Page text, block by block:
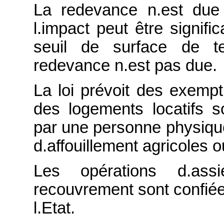
La redevance n.est
l.impact peut être
seuil de surface de
redevance n.est pas due.
La loi prévoit des
des logements locatifs
par une personne
d.affouillement agricoles
Les opérations
recouvrement sont
l.Etat.